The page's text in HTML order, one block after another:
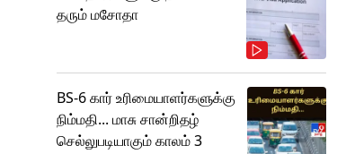
தரும் மசோதா
BS-6 கார் உரிமையாளர்களுக்கு
நிம்மதி... மாசு சான்றிதழ்
செல்லுபடியாகும் காலம் 3